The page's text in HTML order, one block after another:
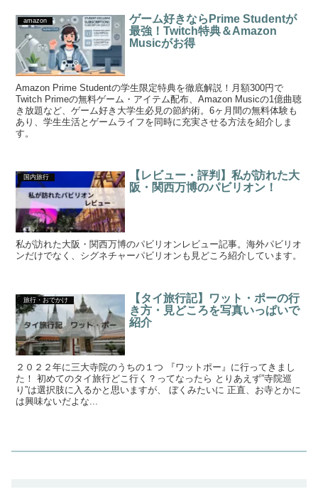
amazon
ゲーム好きならPrime Studentが
最強！Twitch特典＆Amazon
Musicがお得
Amazon Prime Studentの学生限定特典を徹底解説！月額300円で
Twitch Primeの無料ゲーム・アイテム配布、Amazon Musicの1億曲聴
き放題など、ゲーム好き大学生必見の節約術。6ヶ月間の無料体験も
あり、学生生活とゲームライフを同時に充実させる方法を紹介しま
す。
国内旅行
【レビュー・評判】私が訪れた大
阪・関西万博のパビリオン！
私が訪れた大阪・関西万博のパビリオンレビュー記事。海外パビリオ
ンだけでなく、シグネチャーパビリオンも見どころ紹介しています。
旅行・おでかけ
【タイ旅行記】ワット・ポーの行
き方・見どころを写真いっぱいで
紹介
２０２２年に三大寺院のうちの１つ 『ワットポー』に行ってきまし
た！ 初めてのタイ旅行どこ行く？ってなったら とりあえず”寺院巡
り”は選択肢に入るかと思いますが、 ぼくみたいに 正直、お寺とかに
は興味ないだよな...